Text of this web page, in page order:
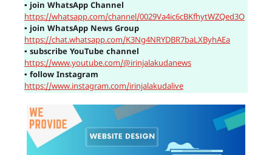
▪ join WhatsApp Channel
https://whatsapp.com/channel/0029Va4ic6cBKfhytWZQed3O
▪ join WhatsApp News Group
https://chat.whatsapp.com/K3Ng4NRYDBR7baLXByhAEa
▪ subscribe YouTube channel
https://www.youtube.com/@irinjalakudanews
▪ follow Instagram
https://www.instagram.com/irinjalakudalive